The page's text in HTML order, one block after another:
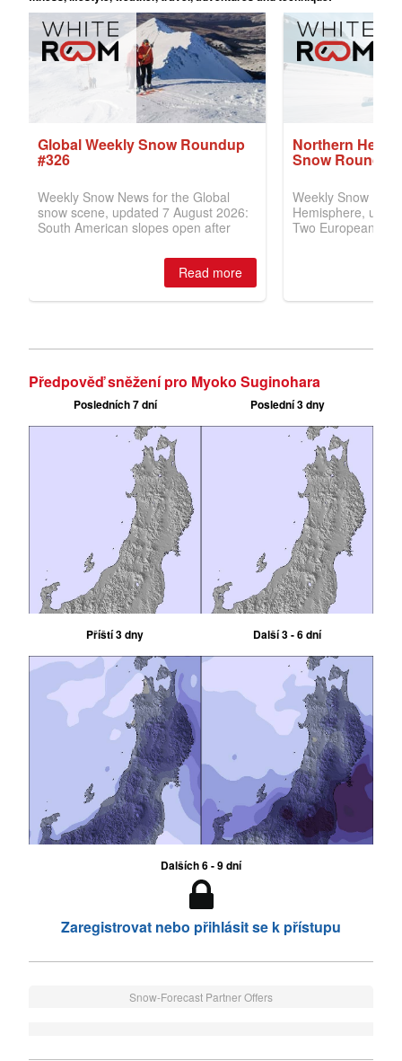
Předpověď sněžení pro Myoko Suginohara
Posledních 7 dní Poslední 3 dny
Příští 3 dny Další 3 - 6 dní
Dalších 6 - 9 dní
Zaregistrovat nebo přihlásit se k přístupu
Snow-Forecast Partner Offers